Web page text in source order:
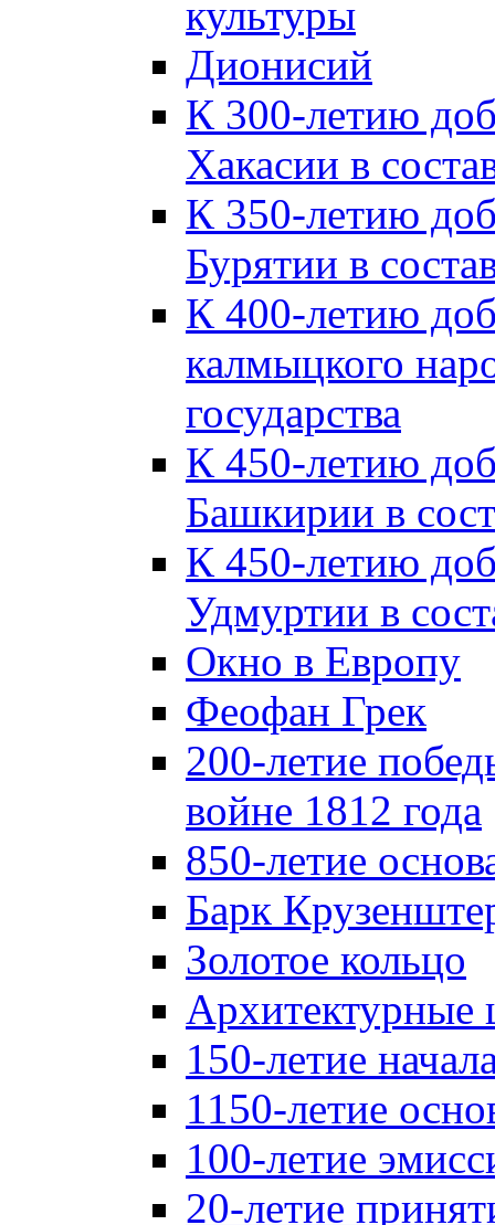
культуры
Дионисий
К 300-летию
Хакасии в
К 350-летию
Бурятии в
К 400-летию
калмыцкого
государства
К 450-летию
Башкирии в
К 450-летию
Удмуртии в
Окно в Европу
Феофан Грек
200-летие
войне 1812 года
850-летие
Барк
Золотое кольцо
Архитектурные
150-летие
1150-летие
100-летие
20-летие